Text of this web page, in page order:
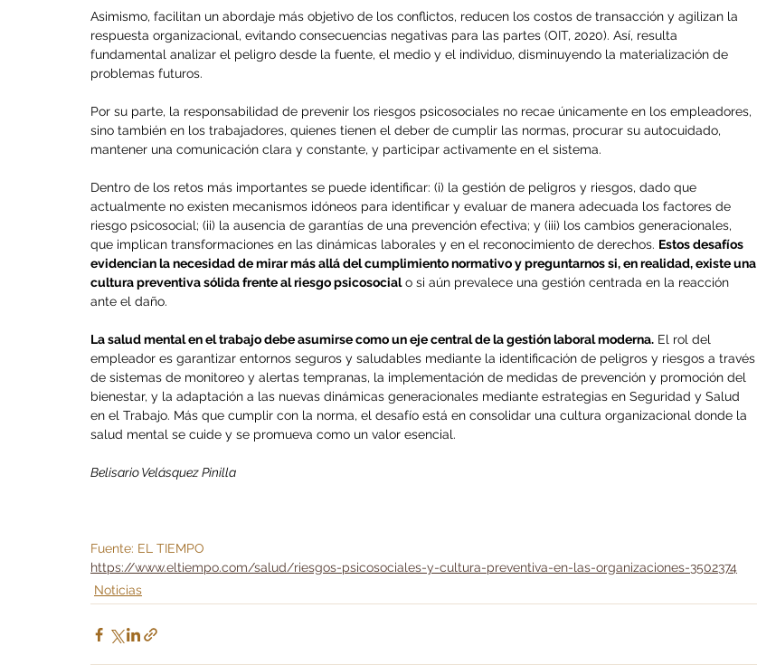
Asimismo, facilitan un abordaje más objetivo de los conflictos, reducen los costos de transacción y agilizan la
respuesta organizacional, evitando consecuencias negativas para las partes (OIT, 2020). Así, resulta
fundamental analizar el peligro desde la fuente, el medio y el individuo, disminuyendo la materialización de
problemas futuros.
Por su parte, la responsabilidad de prevenir los riesgos psicosociales no recae únicamente en los empleadores,
sino también en los trabajadores, quienes tienen el deber de cumplir las normas, procurar su autocuidado,
mantener una comunicación clara y constante, y participar activamente en el sistema.
Dentro de los retos más importantes se puede identificar: (i) la gestión de peligros y riesgos, dado que
actualmente no existen mecanismos idóneos para identificar y evaluar de manera adecuada los factores de
riesgo psicosocial; (ii) la ausencia de garantías de una prevención efectiva; y (iii) los cambios generacionales,
que implican transformaciones en las dinámicas laborales y en el reconocimiento de derechos. Estos desafíos
evidencian la necesidad de mirar más allá del cumplimiento normativo y preguntarnos si, en realidad, existe una
cultura preventiva sólida frente al riesgo psicosocial o si aún prevalece una gestión centrada en la reacción
ante el daño.
La salud mental en el trabajo debe asumirse como un eje central de la gestión laboral moderna. El rol del
empleador es garantizar entornos seguros y saludables mediante la identificación de peligros y riesgos a través
de sistemas de monitoreo y alertas tempranas, la implementación de medidas de prevención y promoción del
bienestar, y la adaptación a las nuevas dinámicas generacionales mediante estrategias en Seguridad y Salud
en el Trabajo. Más que cumplir con la norma, el desafío está en consolidar una cultura organizacional donde la
salud mental se cuide y se promueva como un valor esencial.
Belisario Velásquez Pinilla
Fuente: EL TIEMPO
https://www.eltiempo.com/salud/riesgos-psicosociales-y-cultura-preventiva-en-las-organizaciones-3502374
Noticias